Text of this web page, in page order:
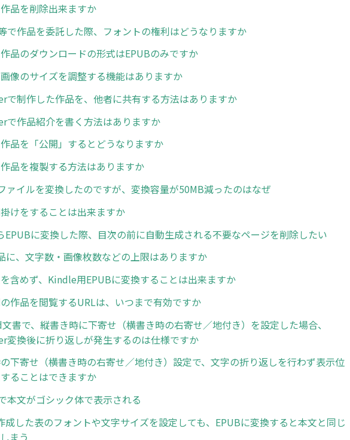
品を削除出来ますか
で作品を委託した際、フォントの権利はどうなりますか
品のダウンロードの形式はEPUBのみですか
像のサイズを調整する機能はありますか
で制作した作品を、他者に共有する方法はありますか
で作品紹介を書く方法はありますか
品を「公開」するとどうなりますか
品を複製する方法はありますか
ァイルを変換したのですが、変換容量が50MB減ったのはなぜ
けをすることは出来ますか
EPUBに変換した際、目次の前に自動生成される不要なページを削除したい
に、文字数・画像枚数などの上限はありますか
含めず、Kindle用EPUBに変換することは出来ますか
作品を閲覧するURLは、いつまで有効ですか
書で、縦書き時に下寄せ（横書き時の右寄せ／地付き）を設定した場合、
変換後に折り返しが発生するのは仕様ですか
下寄せ（横書き時の右寄せ／地付き）設定で、文字の折り返しを行わず表示位
ることはできますか
本文がゴシック体で表示される
成した表のフォントや文字サイズを設定しても、EPUBに変換すると本文と同じ
まう